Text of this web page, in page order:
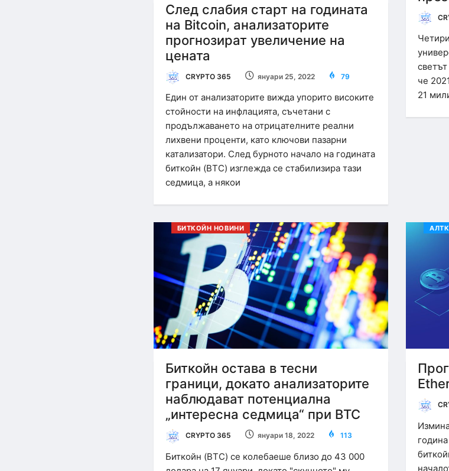
След слабия старт на годината
на Bitcoin, анализаторите
прогнозират увеличение на
цената
CRYPTO 365 януари 25, 2022 79
Един от анализаторите вижда упорито високите
стойности на инфлацията, съчетани с
продължаването на отрицателните реални
лихвени проценти, като ключови пазарни
катализатори. След бурното начало на годината
биткойн (BTC) изглежда се стабилизира тази
седмица, а някои
че
21
БИТКОЙН НОВИНИ
Биткойн остава в тесни
граници, докато анализаторите
наблюдават потенциална
„интересна седмица“ при BTC
CRYPTO 365 януари 18, 2022 113
Биткойн (BTC) се колебаеше близо до 43 000